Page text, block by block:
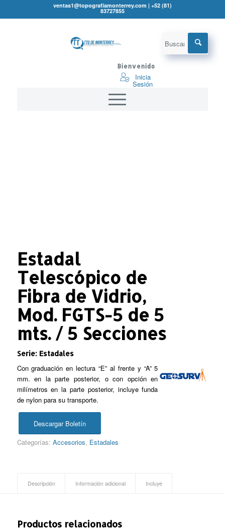
ventas1@topografíamonterrey.com | +52 (81)
83727855
Bienvenido
Inicia
Sesión
Estadal
Telescópico de
Fibra de Vidrio,
Mod. FGTS-5 de 5
mts. / 5 Secciones
Serie: Estadales
Con graduación en lectura “E” al frente y “A” 5
mm. en la parte posterior, o con opción en
milímetros en la parte posterior, incluye funda
de nylon para su transporte.
Descargar Boletín
Categorías: Accesorios, Estadales
Descripción Información adicional Incluye
Productos relacionados